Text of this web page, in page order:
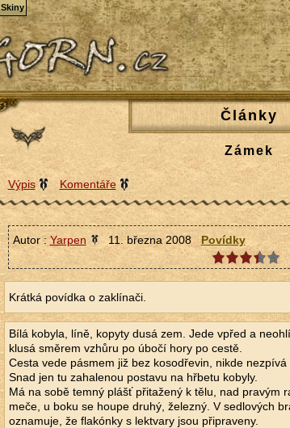
Články
Zámek
Výpis Komentáře
Autor :Yarpen 11. března 2008 Povídky
Krátká povídka o zaklínači.
Bílá kobyla, líně, kopyty dusá zem. Jede vpřed a
klusá směrem vzhůru po úbočí hory po cestě.
Cesta vede pásmem již bez kosodřevin, nikde
Snad jen tu zahalenou postavu na hřbetu kobyly.
Má na sobě temný plášť přitažený k tělu, nad pravým
meče, u boku se houpe druhý, železný. V sedlových
oznamuje, že flakónky s lektvary jsou připraveny.
Skiny